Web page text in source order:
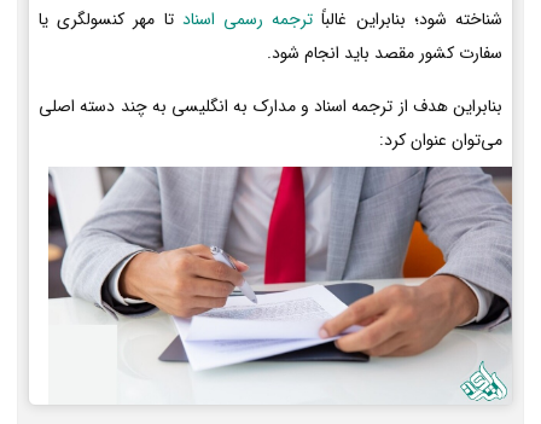
شناخته شود؛ بنابراین غالباً ترجمه رسمی اسناد تا مهر کنسولگری یا
سفارت کشور مقصد باید انجام شود.
بنابراین هدف از ترجمه اسناد و مدارک به انگلیسی به چند دسته اصلی
می‌توان عنوان کرد: